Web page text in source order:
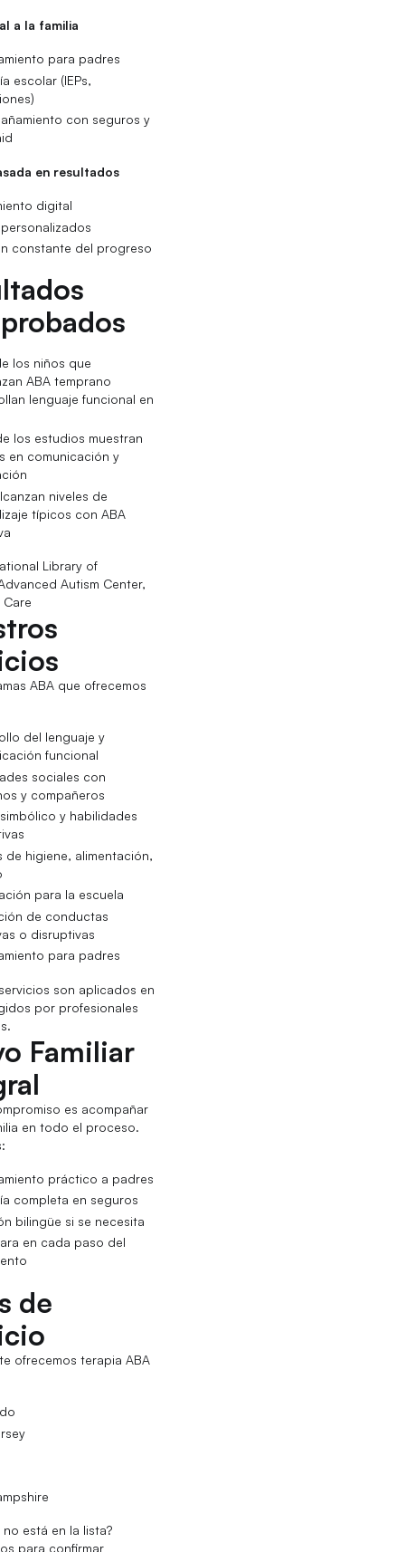
a la familia
para padres
escolar (IEPs,
con seguros y
en resultados
digital
constante del progreso
los niños que
ABA temprano
lenguaje funcional en
los estudios muestran
en comunicación y
niveles de
típicos con ABA
Library of
Autism Center,
ABA que ofrecemos
del lenguaje y
funcional
sociales con
y compañeros
y habilidades
de higiene, alimentación,
para la escuela
de conductas
o disruptivas
para padres
son aplicados en
por profesionales
Familiar
es acompañar
en todo el proceso.
práctico a padres
completa en seguros
bilingüe si se necesita
en cada paso del
de
ofrecemos terapia ABA
no está en la lista?
para confirmar